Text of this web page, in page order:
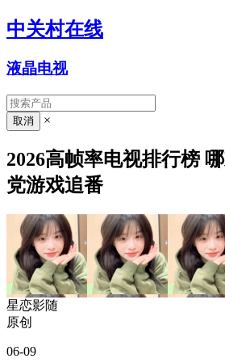
中关村在线
液晶电视
×
2026高帧率电视排行榜
党游戏追番
星恋影随
原创
06-09